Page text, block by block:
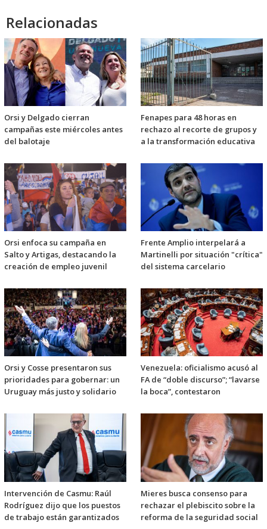
Relacionadas
Orsi y Delgado cierran
campañas este miércoles antes
del balotaje
Fenapes para 48 horas en
rechazo al recorte de grupos y
a la transformación educativa
Orsi enfoca su campaña en
Salto y Artigas, destacando la
creación de empleo juvenil
Frente Amplio interpelará a
Martinelli por situación "crítica"
del sistema carcelario
Orsi y Cosse presentaron sus
prioridades para gobernar: un
Uruguay más justo y solidario
Venezuela: oficialismo acusó al
FA de “doble discurso”; “lavarse
la boca”, contestaron
Intervención de Casmu: Raúl
Rodríguez dijo que los puestos
de trabajo están garantizados
Mieres busca consenso para
rechazar el plebiscito sobre la
reforma de la seguridad social